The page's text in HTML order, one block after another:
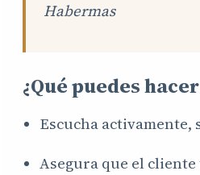
Habermas
¿Qué puedes
Escucha
Asegura que el